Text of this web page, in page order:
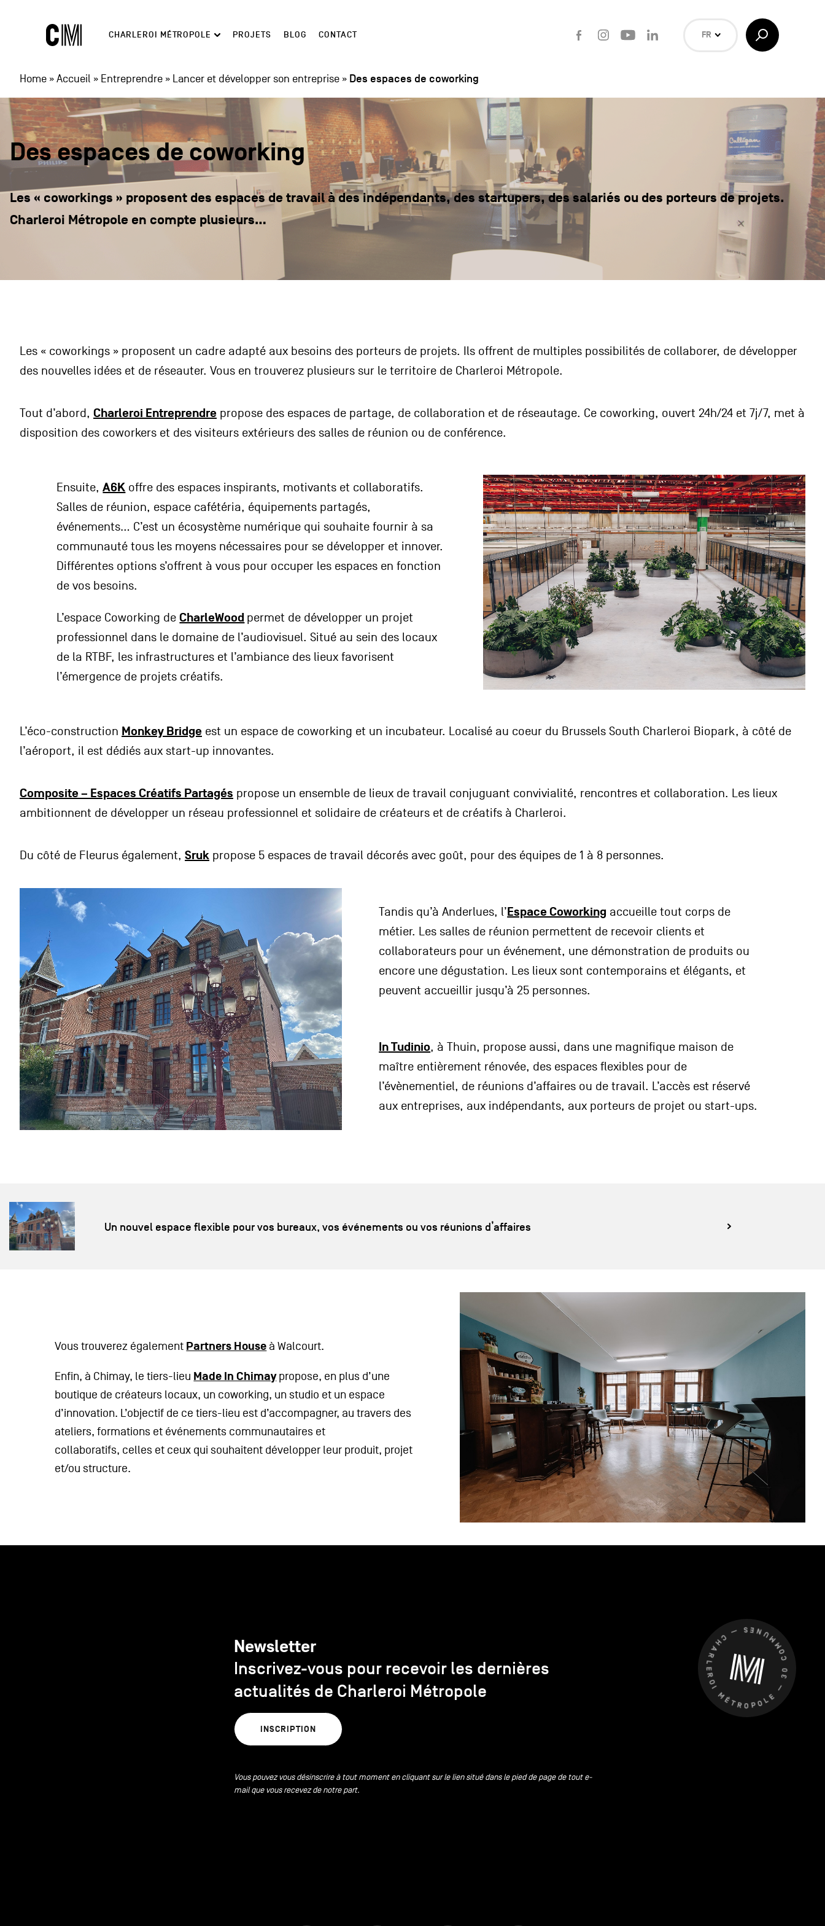
Charleroi
Métropole
Navigation
CHARLEROI MÉTROPOLE PROJETS BLOG CONTACT
FacebookInstagramYoutube
FR
Afficher/Masquer
la
Recherche
Home »Accueil » Entreprendre » Lancer et développer son entreprise » Des espaces de coworking
Des espaces de coworking
Les « coworkings » proposent des espaces de travail à des indépendants, des startupers, des salariés ou des porteurs de projets.
Charleroi Métropole en compte plusieurs…
Les « coworkings » proposent un cadre adapté aux besoins des porteurs de projets. Ils offrent de multiples possibilités de collaborer, de développer
des nouvelles idées et de réseauter. Vous en trouverez plusieurs sur le territoire de Charleroi Métropole.
Tout d’abord, Charleroi Entreprendre propose des espaces de partage, de collaboration et de réseautage. Ce coworking, ouvert 24h/24 et 7j/7, met à
disposition des coworkers et des visiteurs extérieurs des salles de réunion ou de conférence.
Ensuite,A6K offre des espaces inspirants, motivants et collaboratifs.
Salles de réunion, espace cafétéria, équipements partagés,
événements… C’est un écosystème numérique qui souhaite fournir à sa
communauté tous les moyens nécessaires pour se développer et innover.
Différentes options s’offrent à vous pour occuper les espaces en fonction
de vos besoins.
L’espace Coworking deCharleWood permet de développer un projet
professionnel dans le domaine de l’audiovisuel. Situé au sein des locaux
de la RTBF, les infrastructures et l’ambiance des lieux favorisent
l’émergence de projets créatifs.
L’éco-construction Monkey Bridge est un espace de coworking et un incubateur. Localisé au coeur du Brussels South Charleroi Biopark, à côté de
l’aéroport, il est dédiés aux start-up innovantes.
Composite – Espaces Créatifs Partagés propose un ensemble de lieux de travail conjuguant convivialité, rencontres et collaboration. Les lieux
ambitionnent de développer un réseau professionnel et solidaire de créateurs et de créatifs à Charleroi.
Du côté de Fleurus également, Sruk propose 5 espaces de travail décorés avec goût, pour des équipes de 1 à 8 personnes.
Tandis qu’à Anderlues, l’Espace Coworking accueille tout corps de
métier. Les salles de réunion permettent de recevoir clients et
collaborateurs pour un événement, une démonstration de produits ou
encore une dégustation. Les lieux sont contemporains et élégants, et
peuvent accueillir jusqu’à 25 personnes.
In Tudinio, à Thuin, propose aussi, dans une magnifique maison de
maître entièrement rénovée, des espaces flexibles pour de
l’évènementiel, de réunions d’affaires ou de travail. L’accès est réservé
aux entreprises, aux indépendants, aux porteurs de projet ou start-ups.
Un nouvel espace flexible pour vos bureaux, vos événements ou vos réunions d’affaires
Vous trouverez également Partners House à Walcourt.
Enfin, à Chimay, le tiers-lieu Made In Chimay propose, en plus d’une
boutique de créateurs locaux, un coworking, un studio et un espace
d’innovation. L’objectif de ce tiers-lieu est d’accompagner, au travers des
ateliers, formations et événements communautaires et
collaboratifs, celles et ceux qui souhaitent développer leur produit, projet
et/ou structure.
CHARLEROI MÉTROPOLE — 30 COMMUNES —
Newsletter
Inscrivez-vous pour recevoir les dernières
actualités de Charleroi Métropole
INSCRIPTION
Vous pouvez vous désinscrire à tout moment en cliquant sur le lien situé dans le pied de page de tout e-
mail que vous recevez de notre part.